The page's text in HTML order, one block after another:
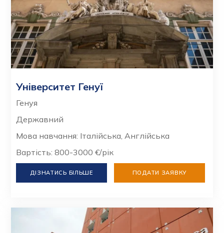
Університет Генуї
Генуя
Державний
Мова навчання: Італійська, Англійська
Вартість: 800-3000 €/рік
ДІЗНАТИСЬ БІЛЬШЕ ПОДАТИ ЗАЯВКУ